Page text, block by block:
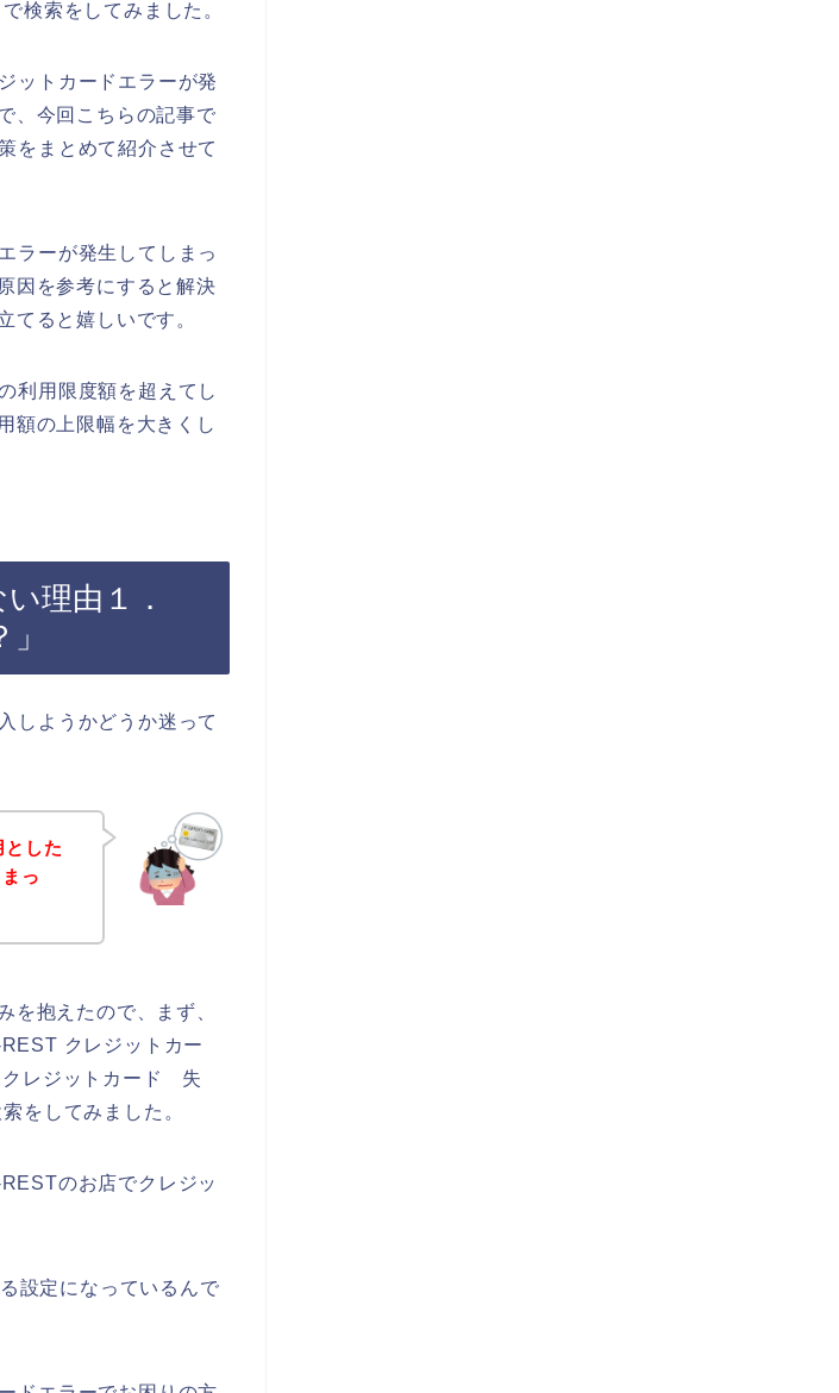
検索をしてみました。
ットカードエラーが発
、今回こちらの記事で
をまとめて紹介させて
ラーが発生してしまっ
因を参考にすると解決
てると嬉しいです。
利用限度額を超えてし
額の上限幅を大きくし
理由１．
しようかどうか迷って
した
っ
を抱えたので、まず、
クレジットカー
レジットカード 失
をしてみました。
のお店でクレジッ
設定になっているんで